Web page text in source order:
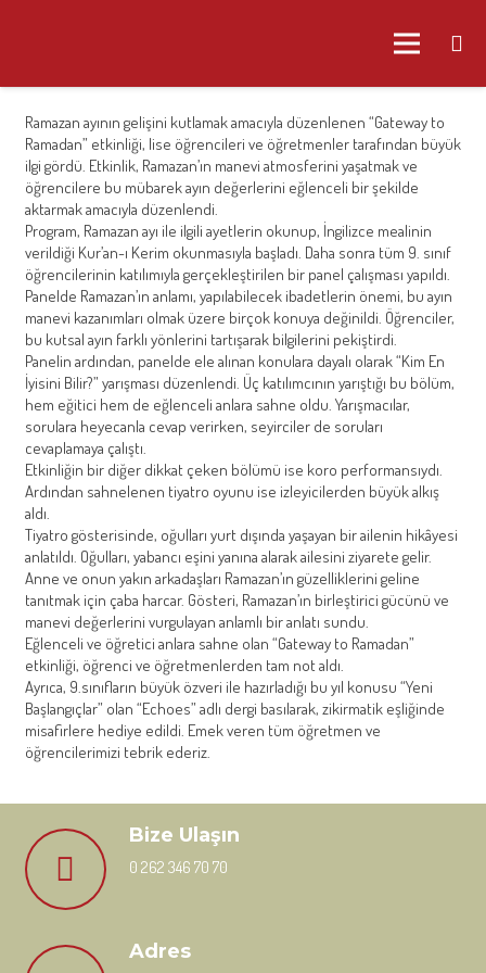
Ramazan ayının gelişini kutlamak amacıyla düzenlenen “Gateway to
Ramadan” etkinliği, lise öğrencileri ve öğretmenler tarafından büyük
ilgi gördü. Etkinlik, Ramazan’ın manevi atmosferini yaşatmak ve
öğrencilere bu mübarek ayın değerlerini eğlenceli bir şekilde
aktarmak amacıyla düzenlendi.
Program, Ramazan ayı ile ilgili ayetlerin okunup, İngilizce mealinin
verildiği Kur’an-ı Kerim okunmasıyla başladı. Daha sonra tüm 9. sınıf
öğrencilerinin katılımıyla gerçekleştirilen bir panel çalışması yapıldı.
Panelde Ramazan’ın anlamı, yapılabilecek ibadetlerin önemi, bu ayın
manevi kazanımları olmak üzere birçok konuya değinildi. Öğrenciler,
bu kutsal ayın farklı yönlerini tartışarak bilgilerini pekiştirdi.
Panelin ardından, panelde ele alınan konulara dayalı olarak “Kim En
İyisini Bilir?” yarışması düzenlendi. Üç katılımcının yarıştığı bu bölüm,
hem eğitici hem de eğlenceli anlara sahne oldu. Yarışmacılar,
sorulara heyecanla cevap verirken, seyirciler de soruları
cevaplamaya çalıştı.
Etkinliğin bir diğer dikkat çeken bölümü ise koro performansıydı.
Ardından sahnelenen tiyatro oyunu ise izleyicilerden büyük alkış
aldı.
Tiyatro gösterisinde, oğulları yurt dışında yaşayan bir ailenin hikâyesi
anlatıldı. Oğulları, yabancı eşini yanına alarak ailesini ziyarete gelir.
Anne ve onun yakın arkadaşları Ramazan’ın güzelliklerini geline
tanıtmak için çaba harcar. Gösteri, Ramazan’ın birleştirici gücünü ve
manevi değerlerini vurgulayan anlamlı bir anlatı sundu.
Eğlenceli ve öğretici anlara sahne olan “Gateway to Ramadan”
etkinliği, öğrenci ve öğretmenlerden tam not aldı.
Ayrıca, 9.sınıfların büyük özveri ile hazırladığı bu yıl konusu “Yeni
Başlangıçlar” olan “Echoes” adlı dergi basılarak, zikirmatik eşliğinde
misafirlere hediye edildi. Emek veren tüm öğretmen ve
öğrencilerimizi tebrik ederiz.
Bize Ulaşın
0 262 346 70 70
Adres